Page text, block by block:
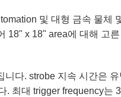
및 대형 금속 물체
18" x 18" area에 대해 고
다. strobe 지속 시간은
. 최대 trigger frequency는